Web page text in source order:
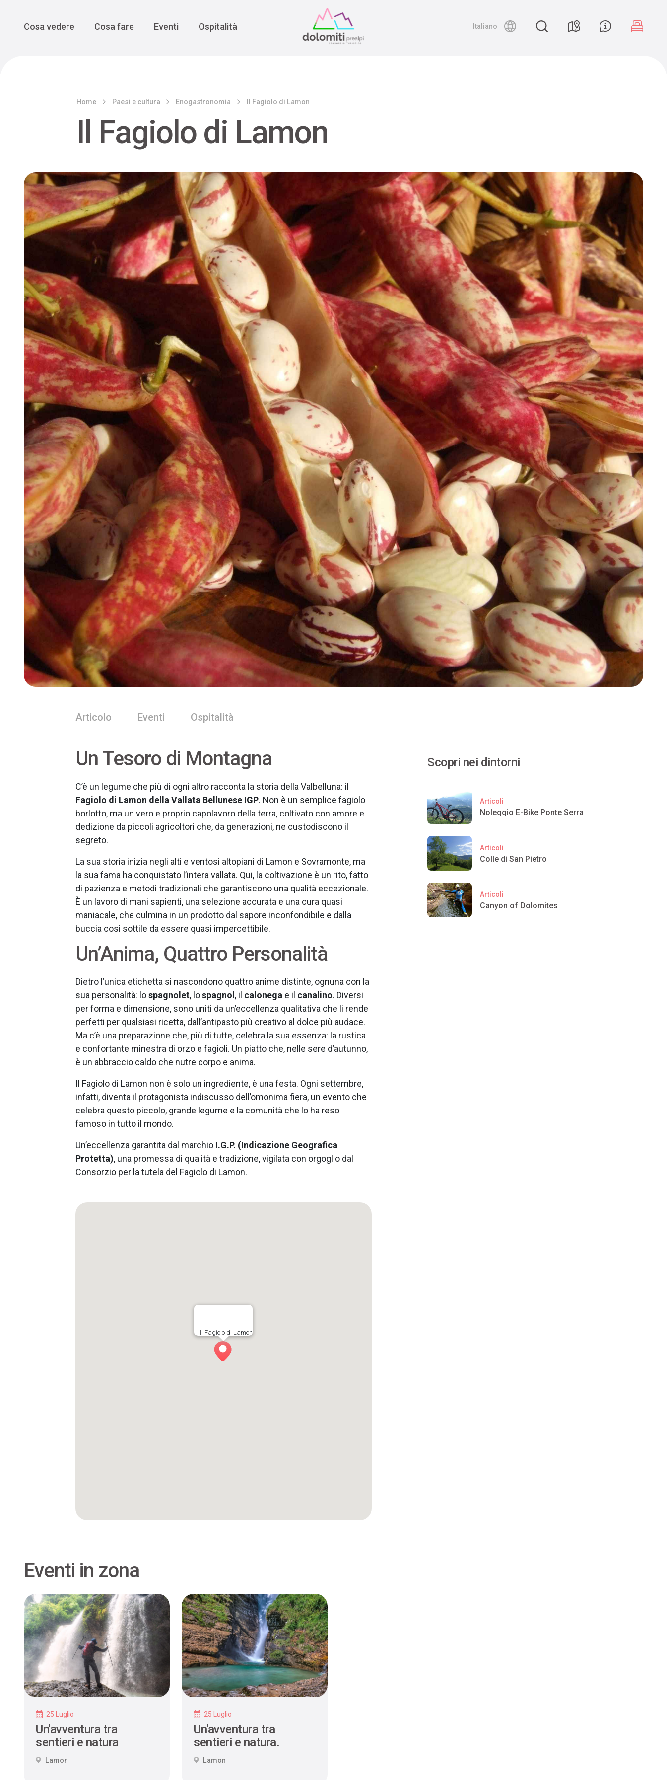
Main Navigation
Cosa vedere Cosa fare Eventi Ospitalità Italiano
Home Paesi e cultura Enogastronomia Il Fagiolo di Lamon
Il Fagiolo di Lamon
Articolo Eventi Ospitalità
Un Tesoro di Montagna
C’è un legume che più di ogni altro racconta la storia della Valbelluna: il
Fagiolo di Lamon della Vallata Bellunese IGP. Non è un semplice fagiolo
borlotto, ma un vero e proprio capolavoro della terra, coltivato con amore e
dedizione da piccoli agricoltori che, da generazioni, ne custodiscono il
segreto.
La sua storia inizia negli alti e ventosi altopiani di Lamon e Sovramonte, ma
la sua fama ha conquistato l’intera vallata. Qui, la coltivazione è un rito, fatto
di pazienza e metodi tradizionali che garantiscono una qualità eccezionale.
È un lavoro di mani sapienti, una selezione accurata e una cura quasi
maniacale, che culmina in un prodotto dal sapore inconfondibile e dalla
buccia così sottile da essere quasi impercettibile.
Un’Anima, Quattro Personalità
Dietro l’unica etichetta si nascondono quattro anime distinte, ognuna con la
sua personalità: lospagnolet, lospagnol, il calonega e il canalino. Diversi
per forma e dimensione, sono uniti da un’eccellenza qualitativa che li rende
perfetti per qualsiasi ricetta, dall’antipasto più creativo al dolce più audace.
Ma c’è una preparazione che, più di tutte, celebra la sua essenza: la rustica
e confortante minestra di orzo e fagioli. Un piatto che, nelle sere d’autunno,
è un abbraccio caldo che nutre corpo e anima.
Il Fagiolo di Lamon non è solo un ingrediente, è una festa. Ogni settembre,
infatti, diventa il protagonista indiscusso dell’omonima fiera, un evento che
celebra questo piccolo, grande legume e la comunità che lo ha reso
famoso in tutto il mondo.
Un’eccellenza garantita dal marchio I.G.P. (Indicazione Geografica
Protetta), una promessa di qualità e tradizione, vigilata con orgoglio dal
Consorzio per la tutela del Fagiolo di Lamon.
Il Fagiolo di Lamon
Scopri nei dintorni
Articoli
Noleggio E-Bike Ponte Serra
Articoli
Colle di San Pietro
Articoli
Canyon of Dolomites
Eventi in zona
25 Luglio
Un'avventura tra
sentieri e natura
Lamon
25 Luglio
Un'avventura tra
sentieri e natura.
Lamon